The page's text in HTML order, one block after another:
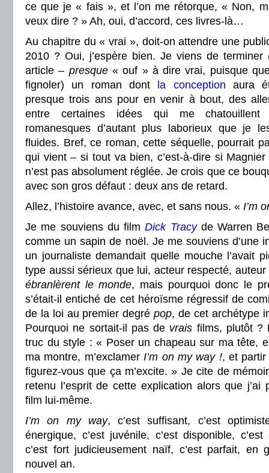
ce que je « fais », et l’on me rétorque, « Non,
veux dire ? » Ah, oui, d’accord, ces livres-là…
Au chapitre du « vrai », doit-on attendre une
2010 ? Oui, j’espère bien. Je viens de terminer
article – presque « ouf » à dire vrai, puisque
fignoler) un roman dont
la conceptionaura
presque trois ans pour en venir à bout, des
entre certaines idées qui me chatouillent
romanesques d’autant plus laborieux que je
fluides. Bref, ce roman, cette séquelle, pourrait
qui vient – si tout va bien, c’est-à-dire si
n’est pas absolument réglée.Je crois que ce
avec son gros défaut : deux ans de retard.
Allez, l’histoire avance, avec, et sans nous. « I’m
Je me souviens du filmDick Tracyde Warren
comme un sapin de noël. Je me souviens d’une
un journaliste demandait quelle mouche l’avait
type aussi sérieux que lui, acteur respecté,
ébranlèrent le monde, mais pourquoi donc le
s’était-il entiché de cet héroïsme régressif de
de la loi au premier degrépop, de cet archétype
Pourquoi ne sortait-il pas de vrais films, plutôt ?
truc du style : « Poser un chapeau sur ma tête,
ma montre, m’exclamerI’m on my way !, et partir
figurez-vous que ça m’excite. » Je cite de
retenu l’esprit de cette explication alors que j’ai
film lui-même.
I’m on my way, c’est suffisant, c’est
énergique, c’est juvénile, c’est disponible,
c’est fort judicieusement naïf, c’est parfait,
nouvel an.